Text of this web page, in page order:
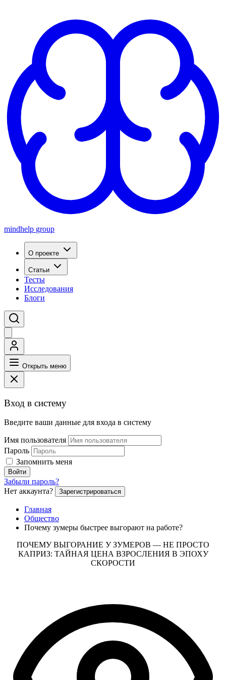
mindhelp group
О проекте
Статьи
Тесты
Исследования
Блоги
Открыть меню
Вход в систему
Введите ваши данные для входа в систему
Имя пользователя
Пароль
Запомнить меня
Войти
Забыли пароль?
Нет аккаунта?
Зарегистрироваться
Главная
Общество
Почему зумеры быстрее выгорают на работе?
ПОЧЕМУ ВЫГОРАНИЕ У ЗУМЕРОВ — НЕ ПРОСТО
КАПРИЗ: ТАЙНАЯ ЦЕНА ВЗРОСЛЕНИЯ В ЭПОХУ
СКОРОСТИ